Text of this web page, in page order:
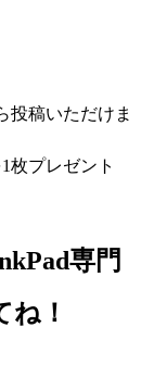
投稿いただけま
枚プレゼント
専門
！